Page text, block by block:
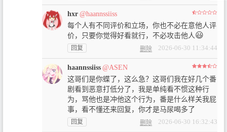
hxr @haannssiiss
每个人有不同评价和立场，你也不必在意他人评
价，只要你觉得好看就行，不必攻击他人😃
回复 删除 2026-06-30 11:34:44
haannssiiss @ASEN
这哥们是你蝶了，这么急？这哥们我在好几个番
剧看到恶意打低分了，我是单纯看不惯这种行
为，骂他也是冲他这个行为，番是什么样关我屁
事，看不懂还来回复，你才是马尿喝多了
回复 删除 2026-06-30 16:32:43